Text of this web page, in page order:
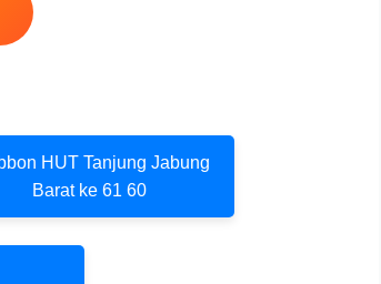
HUT Tanjung Jabung
Barat ke 61 60